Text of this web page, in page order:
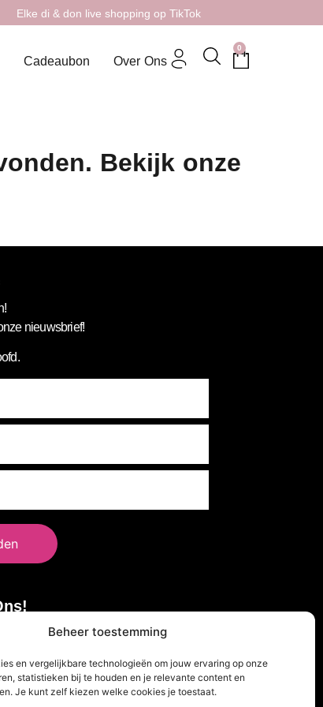
Beheer toestemming
en vergelijkbare technologieën om jouw ervaring op onze
statistieken bij te houden en je relevante content en
Je kunt zelf kiezen welke cookies je toestaat.
Elke di & don live shopping op TikTok
Cadeaubon Over Ons
0
Bekijk onze
nieuwsbrief!